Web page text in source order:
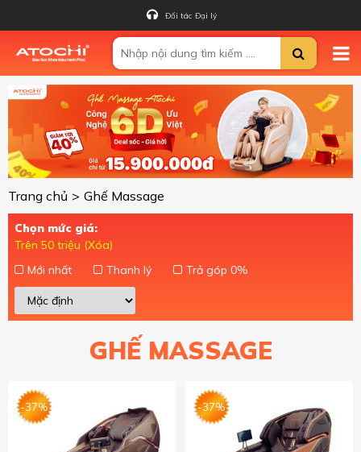
Đối tác Đại lý
Trang chủ > Ghế Massage
Chọn mức giá:
Trên 50 triệu (Xóa)
Mới nhất
Thanh lý Trả góp 0%
GHẾ MASSAGE
-37% -37%